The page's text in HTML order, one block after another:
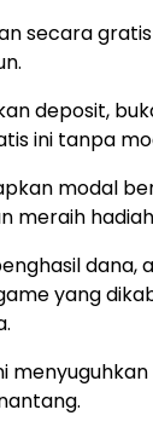
secara
deposit,
ini tanpa
modal
meraih
dana,
yang